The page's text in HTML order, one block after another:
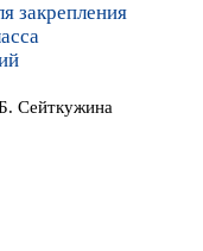
закрепления
Сейткужина